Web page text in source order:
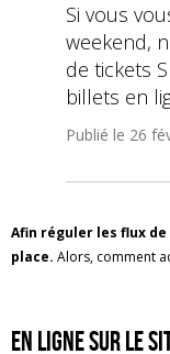
Si vous
weekend,
de tickets
billets en
Publié le 26
Afin réguler les flux
place. Alors, comment
en ligne sur le